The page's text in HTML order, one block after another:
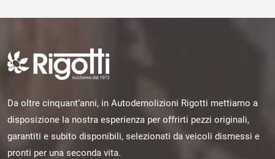
Da oltre cinquant’anni, in Autodemolizioni Rigotti mettiamo a
disposizione la nostra esperienza per offrirti pezzi originali,
garantiti e subito disponibili, selezionati da veicoli dismessi e
pronti per una seconda vita.